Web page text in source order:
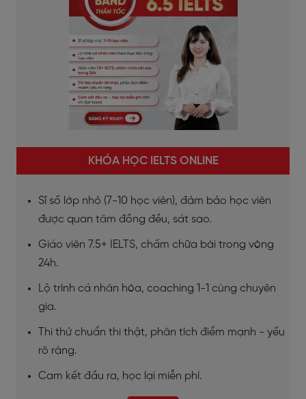
KHÓA HỌC IELTS ONLINE
Sĩ số lớp nhỏ (7-10 học viên), đảm bảo học viên
được quan tâm đồng đều, sát sao.
Giáo viên 7.5+ IELTS, chấm chữa bài trong vòng
24h.
Lộ trình cá nhân hóa, coaching 1-1 cùng chuyên
gia.
Thi thử chuẩn thi thật, phân tích điểm mạnh - yếu
rõ ràng.
Cam kết đầu ra, học lại miễn phí.